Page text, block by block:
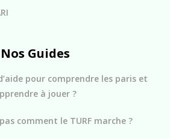
Nos Guides
pour comprendre les paris et
à jouer ?
comment le TURF marche ?